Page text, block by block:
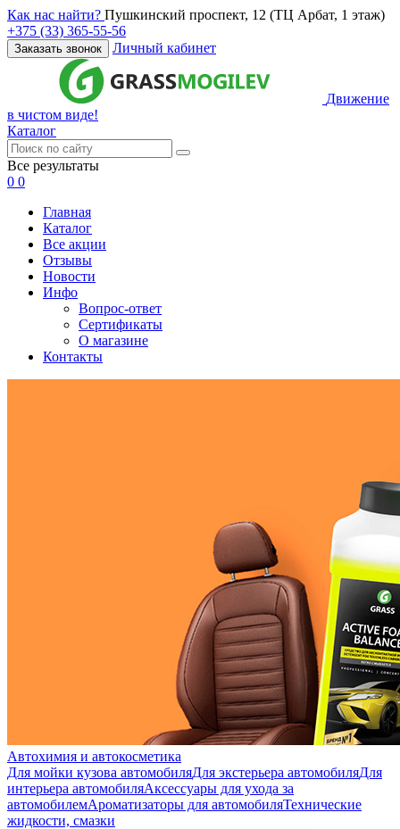
Как нас найти? Пушкинский проспект, 12 (ТЦ Арбат, 1 этаж)
+375 (33) 365-55-56
Заказать звонок Личный кабинет
Движение
в чистом виде!
Каталог
Все результаты
0 0
Главная
Каталог
Все акции
Отзывы
Новости
Инфо
Вопрос-ответ
Сертификаты
О магазине
Контакты
Автохимия и автокосметика
Для мойки кузова автомобиляДля экстерьера автомобиляДля
интерьера автомобиляАксессуары для ухода за
автомобилемАроматизаторы для автомобиляТехнические
жидкости, смазки